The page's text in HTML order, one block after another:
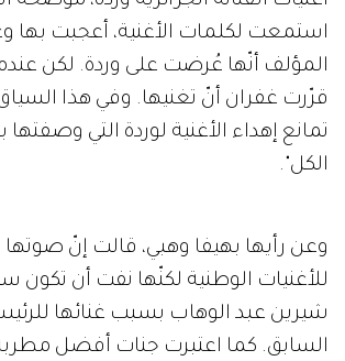
استمعت لكلمات الأغنية، أعجبت
المؤلف أنّها عُرضت على وردة. لكن
قرّرت غفران أنّ تغنيها. وفي هذا
تمانع إهداء الأغنية لوردة التي
الكل".
وعن رأيها بهيفا وهبي، قالت إنّ
للأغنيات الوطنية لكنّها نفت أن
شيرين عبد الوهاب بسبب غنائها
السابق. كما اعتبرت جنات أفضل